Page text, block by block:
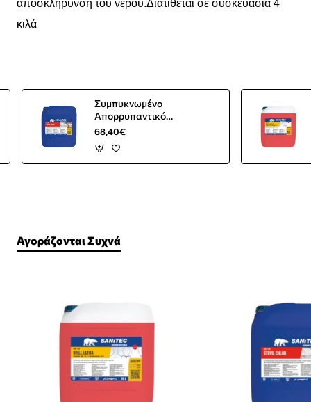
αποσκλήρυνση του νερού.Διατίθεται σε συσκευασία 4
κιλά
Συμπυκνωμένο
Απορρυπαντικό
Πλυντηρίου Πιάτων Stovil
15L
68,40€
Αγοράζονται Συχνά